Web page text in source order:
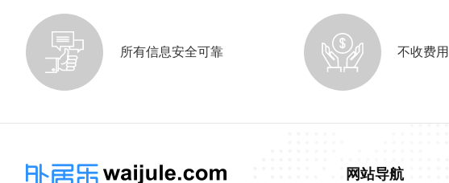
所有信息安全可靠 不收费
网站导航